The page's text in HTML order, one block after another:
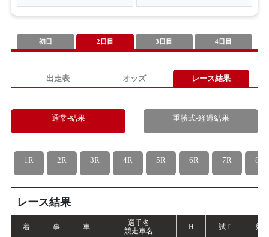
初日 2日目 3日目 4日目
出走表 オッズ レース結果
通常-結果 重勝式-経過結果
1R 2R 3R 4R 5R 6R 7R 8R
レース結果
着 事 車
選手名
競走車名
H 試T 競